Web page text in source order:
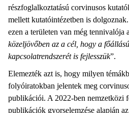
részfoglalkoztatású corvinusos
mellett kutatóintézetben is
ezen a területen van még tennivalója
közeljövőben az a cél, hogy a
kapcsolatrendszerét is fejlesszük”.
Elemezték azt is, hogy milyen
folyóiratokban jelentek meg
publikációi. A 2022-ben nemzetközi
publikációk gyorselemzése alapján